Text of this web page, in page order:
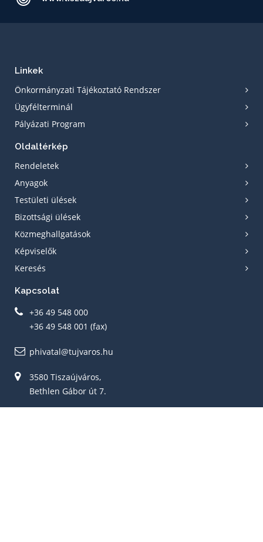
Linkek
Önkormányzati Tájékoztató Rendszer
Ügyfélterminál
Pályázati Program
Oldaltérkép
Rendeletek
Anyagok
Testületi ülések
Bizottsági ülések
Közmeghallgatások
Képviselők
Keresés
Kapcsolat
+36 49 548 000
+36 49 548 001 (fax)
phivatal@tujvaros.hu
3580 Tiszaújváros,
Bethlen Gábor út 7.